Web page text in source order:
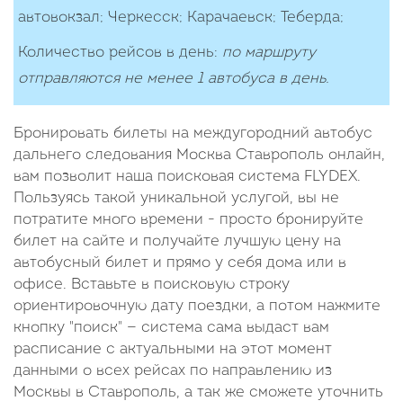
автовокзал; Черкесск; Карачаевск; Теберда;
Количество рейcов в день: по маршруту
отправляются не менее 1 автобуса в день.
Бронировать билеты на междугородний автобус
дальнего следования Москва Ставрополь онлайн,
вам позволит наша поисковая система FLYDEX.
Пользуясь такой уникальной услугой, вы не
потратите много времени - просто бронируйте
билет на сайте и получайте лучшую цену на
автобусный билет и прямо у себя дома или в
офисе. Вставьте в поисковую строку
ориентировочную дату поездки, а потом нажмите
кнопку "поиск" — система сама выдаст вам
расписание с актуальными на этот момент
данными о всех рейсах по направлению из
Москвы в Ставрополь, а так же сможете уточнить